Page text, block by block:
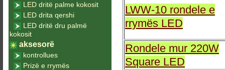
LWW-10 rondele e
rrymës LED
Rondele mur 220W
Square LED
LED dritë palme kokosit
LED drita qershi
LED dritë dru palmë
kokosit
aksesorë
kontrollues
Prizë e rrymës